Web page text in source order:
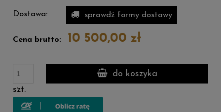
Dostawa: sprawdź formy dostawy
Cena brutto: 10 500,00 zł
szt.
do koszyka